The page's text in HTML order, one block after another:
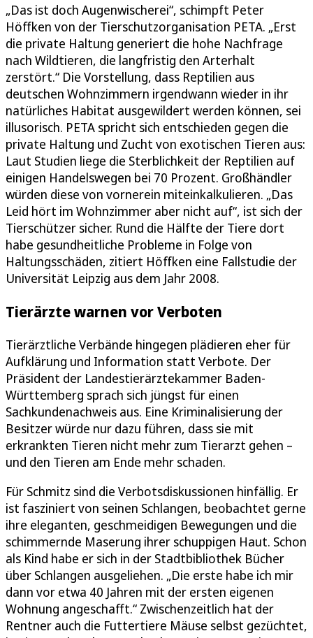
„Das ist doch Augenwischerei“, schimpft Peter
Höffken von der Tierschutzorganisation PETA. „Erst
die private Haltung generiert die hohe Nachfrage
nach Wildtieren, die langfristig den Arterhalt
zerstört.“ Die Vorstellung, dass Reptilien aus
deutschen Wohnzimmern irgendwann wieder in ihr
natürliches Habitat ausgewildert werden können, sei
illusorisch. PETA spricht sich entschieden gegen die
private Haltung und Zucht von exotischen Tieren aus:
Laut Studien liege die Sterblichkeit der Reptilien auf
einigen Handelswegen bei 70 Prozent. Großhändler
würden diese von vornerein miteinkalkulieren. „Das
Leid hört im Wohnzimmer aber nicht auf“, ist sich der
Tierschützer sicher. Rund die Hälfte der Tiere dort
habe gesundheitliche Probleme in Folge von
Haltungsschäden, zitiert Höffken eine Fallstudie der
Universität Leipzig aus dem Jahr 2008.
Tierärzte warnen vor Verboten
Tierärztliche Verbände hingegen plädieren eher für
Aufklärung und Information statt Verbote. Der
Präsident der Landestierärztekammer Baden-
Württemberg sprach sich jüngst für einen
Sachkundenachweis aus. Eine Kriminalisierung der
Besitzer würde nur dazu führen, dass sie mit
erkrankten Tieren nicht mehr zum Tierarzt gehen –
und den Tieren am Ende mehr schaden.
Für Schmitz sind die Verbotsdiskussionen hinfällig. Er
ist fasziniert von seinen Schlangen, beobachtet gerne
ihre eleganten, geschmeidigen Bewegungen und die
schimmernde Maserung ihrer schuppigen Haut. Schon
als Kind habe er sich in der Stadtbibliothek Bücher
über Schlangen ausgeliehen. „Die erste habe ich mir
dann vor etwa 40 Jahren mit der ersten eigenen
Wohnung angeschafft.“ Zwischenzeitlich hat der
Rentner auch die Futtertiere Mäuse selbst gezüchtet,